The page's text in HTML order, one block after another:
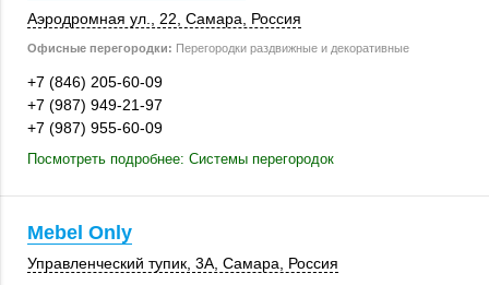
Аэродромная ул., 22 Самара Россия
Офисные перегородки: Перегородки раздвижные и декоративные
+7 (846) 205-60-09
+7 (987) 949-21-97
+7 (987) 955-60-09
Посмотреть подробнее: Системы перегородок
Mebel Only
Управленческий тупик, 3А, Самара Россия